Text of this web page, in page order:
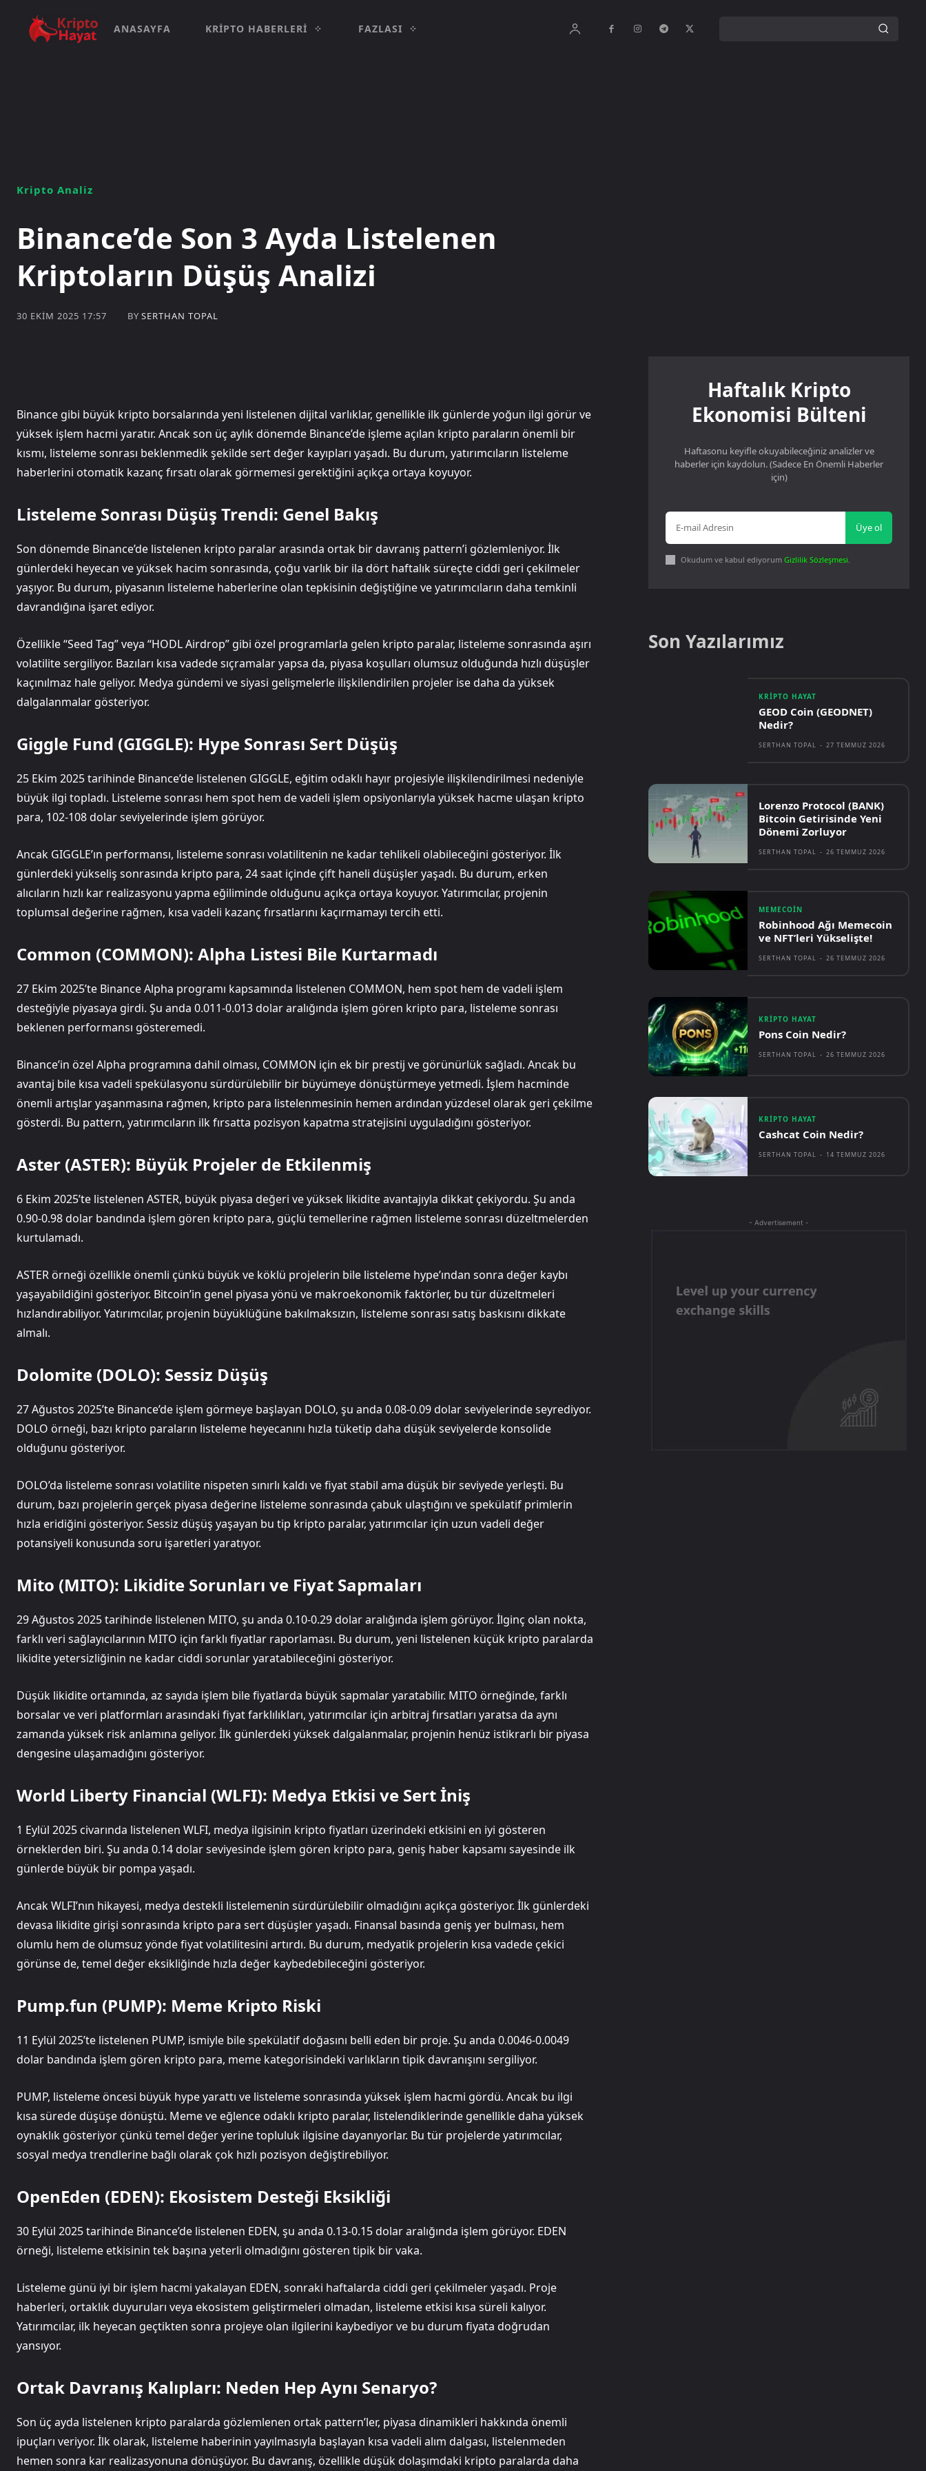
ANASAYFA KRIPTO HABERLERI FAZLASI
Kripto Analiz
Binance’de Son 3 Ayda Listelenen
Kriptoların Düşüş Analizi
30 EKIM 2025 17:57 BY SERTHAN TOPAL
Binance gibi büyük kripto borsalarında yeni listelenen dijital varlıklar, genellikle ilk günlerde yoğun ilgi görür ve
yüksek işlem hacmi yaratır. Ancak son üç aylık dönemde Binance’de işleme açılan kripto paraların önemli bir
kısmı, listeleme sonrası beklenmedik şekilde sert değer kayıpları yaşadı. Bu durum, yatırımcıların listeleme
haberlerini otomatik kazanç fırsatı olarak görmemesi gerektiğini açıkça ortaya koyuyor.
Listeleme Sonrası Düşüş Trendi: Genel Bakış
Son dönemde Binance’de listelenen kripto paralar arasında ortak bir davranış pattern’i gözlemleniyor. İlk
günlerdeki heyecan ve yüksek hacim sonrasında, çoğu varlık bir ila dört haftalık süreçte ciddi geri çekilmeler
yaşıyor. Bu durum, piyasanın listeleme haberlerine olan tepkisinin değiştiğine ve yatırımcıların daha temkinli
davrandığına işaret ediyor.
Özellikle “Seed Tag” veya “HODL Airdrop” gibi özel programlarla gelen kripto paralar, listeleme sonrasında aşırı
volatilite sergiliyor. Bazıları kısa vadede sıçramalar yapsa da, piyasa koşulları olumsuz olduğunda hızlı düşüşler
kaçınılmaz hale geliyor. Medya gündemi ve siyasi gelişmelerle ilişkilendirilen projeler ise daha da yüksek
dalgalanmalar gösteriyor.
Giggle Fund (GIGGLE): Hype Sonrası Sert Düşüş
25 Ekim 2025 tarihinde Binance’de listelenen GIGGLE, eğitim odaklı hayır projesiyle ilişkilendirilmesi nedeniyle
büyük ilgi topladı. Listeleme sonrası hem spot hem de vadeli işlem opsiyonlarıyla yüksek hacme ulaşan kripto
para, 102-108 dolar seviyelerinde işlem görüyor.
Ancak GIGGLE’ın performansı, listeleme sonrası volatilitenin ne kadar tehlikeli olabileceğini gösteriyor. İlk
günlerdeki yükseliş sonrasında kripto para, 24 saat içinde çift haneli düşüşler yaşadı. Bu durum, erken
alıcıların hızlı kar realizasyonu yapma eğiliminde olduğunu açıkça ortaya koyuyor. Yatırımcılar, projenin
toplumsal değerine rağmen, kısa vadeli kazanç fırsatlarını kaçırmamayı tercih etti.
Common (COMMON): Alpha Listesi Bile Kurtarmadı
27 Ekim 2025’te Binance Alpha programı kapsamında listelenen COMMON, hem spot hem de vadeli işlem
desteğiyle piyasaya girdi. Şu anda 0.011-0.013 dolar aralığında işlem gören kripto para, listeleme sonrası
beklenen performansı gösteremedi.
Binance’in özel Alpha programına dahil olması, COMMON için ek bir prestij ve görünürlük sağladı. Ancak bu
avantaj bile kısa vadeli spekülasyonu sürdürülebilir bir büyümeye dönüştürmeye yetmedi. İşlem hacminde
önemli artışlar yaşanmasına rağmen, kripto para listelenmesinin hemen ardından yüzdesel olarak geri çekilme
gösterdi. Bu pattern, yatırımcıların ilk fırsatta pozisyon kapatma stratejisini uyguladığını gösteriyor.
Aster (ASTER): Büyük Projeler de Etkilenmiş
6 Ekim 2025’te listelenen ASTER, büyük piyasa değeri ve yüksek likidite avantajıyla dikkat çekiyordu. Şu anda
0.90-0.98 dolar bandında işlem gören kripto para, güçlü temellerine rağmen listeleme sonrası düzeltmelerden
kurtulamadı.
ASTER örneği özellikle önemli çünkü büyük ve köklü projelerin bile listeleme hype’ından sonra değer kaybı
yaşayabildiğini gösteriyor. Bitcoin’in genel piyasa yönü ve makroekonomik faktörler, bu tür düzeltmeleri
hızlandırabiliyor. Yatırımcılar, projenin büyüklüğüne bakılmaksızın, listeleme sonrası satış baskısını dikkate
almalı.
Dolomite (DOLO): Sessiz Düşüş
27 Ağustos 2025’te Binance’de işlem görmeye başlayan DOLO, şu anda 0.08-0.09 dolar seviyelerinde seyrediyor.
DOLO örneği, bazı kripto paraların listeleme heyecanını hızla tüketip daha düşük seviyelerde konsolide
olduğunu gösteriyor.
DOLO’da listeleme sonrası volatilite nispeten sınırlı kaldı ve fiyat stabil ama düşük bir seviyede yerleşti. Bu
durum, bazı projelerin gerçek piyasa değerine listeleme sonrasında çabuk ulaştığını ve spekülatif primlerin
hızla eridiğini gösteriyor. Sessiz düşüş yaşayan bu tip kripto paralar, yatırımcılar için uzun vadeli değer
potansiyeli konusunda soru işaretleri yaratıyor.
Mito (MITO): Likidite Sorunları ve Fiyat Sapmaları
29 Ağustos 2025 tarihinde listelenen MITO, şu anda 0.10-0.29 dolar aralığında işlem görüyor. İlginç olan nokta,
farklı veri sağlayıcılarının MITO için farklı fiyatlar raporlaması. Bu durum, yeni listelenen küçük kripto paralarda
likidite yetersizliğinin ne kadar ciddi sorunlar yaratabileceğini gösteriyor.
Düşük likidite ortamında, az sayıda işlem bile fiyatlarda büyük sapmalar yaratabilir. MITO örneğinde, farklı
borsalar ve veri platformları arasındaki fiyat farklılıkları, yatırımcılar için arbitraj fırsatları yaratsa da aynı
zamanda yüksek risk anlamına geliyor. İlk günlerdeki yüksek dalgalanmalar, projenin henüz istikrarlı bir piyasa
dengesine ulaşamadığını gösteriyor.
World Liberty Financial (WLFI): Medya Etkisi ve Sert İniş
1 Eylül 2025 civarında listelenen WLFI, medya ilgisinin kripto fiyatları üzerindeki etkisini en iyi gösteren
örneklerden biri. Şu anda 0.14 dolar seviyesinde işlem gören kripto para, geniş haber kapsamı sayesinde ilk
günlerde büyük bir pompa yaşadı.
Ancak WLFI’nın hikayesi, medya destekli listelemenin sürdürülebilir olmadığını açıkça gösteriyor. İlk günlerdeki
devasa likidite girişi sonrasında kripto para sert düşüşler yaşadı. Finansal basında geniş yer bulması, hem
olumlu hem de olumsuz yönde fiyat volatilitesini artırdı. Bu durum, medyatik projelerin kısa vadede çekici
görünse de, temel değer eksikliğinde hızla değer kaybedebileceğini gösteriyor.
Pump.fun (PUMP): Meme Kripto Riski
11 Eylül 2025’te listelenen PUMP, ismiyle bile spekülatif doğasını belli eden bir proje. Şu anda 0.0046-0.0049
dolar bandında işlem gören kripto para, meme kategorisindeki varlıkların tipik davranışını sergiliyor.
PUMP, listeleme öncesi büyük hype yarattı ve listeleme sonrasında yüksek işlem hacmi gördü. Ancak bu ilgi
kısa sürede düşüşe dönüştü. Meme ve eğlence odaklı kripto paralar, listelendiklerinde genellikle daha yüksek
oynaklık gösteriyor çünkü temel değer yerine topluluk ilgisine dayanıyorlar. Bu tür projelerde yatırımcılar,
sosyal medya trendlerine bağlı olarak çok hızlı pozisyon değiştirebiliyor.
OpenEden (EDEN): Ekosistem Desteği Eksikliği
30 Eylül 2025 tarihinde Binance’de listelenen EDEN, şu anda 0.13-0.15 dolar aralığında işlem görüyor. EDEN
örneği, listeleme etkisinin tek başına yeterli olmadığını gösteren tipik bir vaka.
Listeleme günü iyi bir işlem hacmi yakalayan EDEN, sonraki haftalarda ciddi geri çekilmeler yaşadı. Proje
haberleri, ortaklık duyuruları veya ekosistem geliştirmeleri olmadan, listeleme etkisi kısa süreli kalıyor.
Yatırımcılar, ilk heyecan geçtikten sonra projeye olan ilgilerini kaybediyor ve bu durum fiyata doğrudan
yansıyor.
Ortak Davranış Kalıpları: Neden Hep Aynı Senaryo?
Son üç ayda listelenen kripto paralarda gözlemlenen ortak pattern’ler, piyasa dinamikleri hakkında önemli
ipuçları veriyor. İlk olarak, listeleme haberinin yayılmasıyla başlayan kısa vadeli alım dalgası, listelenmeden
hemen sonra kar realizasyonuna dönüşüyor. Bu davranış, özellikle düşük dolaşımdaki kripto paralarda daha
Haftalık Kripto
Ekonomisi Bülteni
Haftasonu keyifle okuyabileceğiniz analizler ve
haberler için kaydolun. (Sadece En Önemli Haberler
için)
Üye ol
Okudum ve kabul ediyorumGizlilik Sözleşmesi.
Son Yazılarımız
KRIPTO HAYAT
GEOD Coin (GEODNET)
Nedir?
SERTHAN TOPAL - 27 TEMMUZ 2026
Lorenzo Protocol (BANK)
Bitcoin Getirisinde Yeni
Dönemi Zorluyor
SERTHAN TOPAL - 26 TEMMUZ 2026
MEMECOIN
Robinhood Ağı Memecoin
ve NFT’leri Yükselişte!
SERTHAN TOPAL - 26 TEMMUZ 2026
KRIPTO HAYAT
Pons Coin Nedir?
SERTHAN TOPAL - 26 TEMMUZ 2026
KRIPTO HAYAT
Cashcat Coin Nedir?
SERTHAN TOPAL - 14 TEMMUZ 2026
- Advertisement -